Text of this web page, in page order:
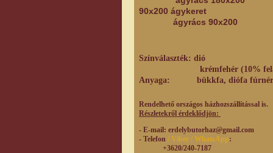
90x200 ágykeret
ágyrács 90x200
Színválaszték: dió
krémfehér (10%
Anyaga: bükkfa, diófa
Rendelhető országos házhozszállítással is.
Részletekről érdeklődjön:
- E-mail: erdelybutorhaz@gmail.com
- Telefon / Viber / WhatsApp:
+3620/240-7187